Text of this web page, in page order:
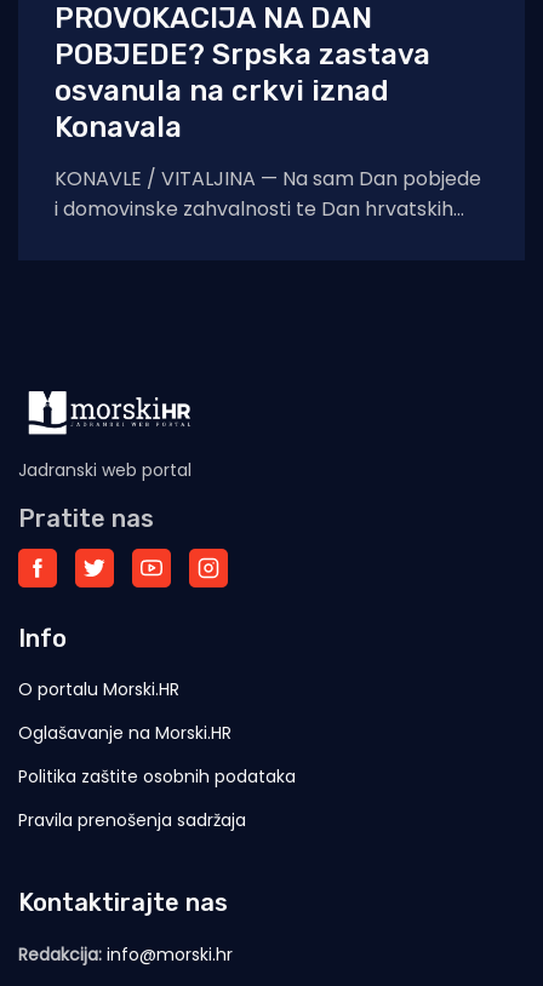
PROVOKACIJA NA DAN
POBJEDE? Srpska zastava
osvanula na crkvi iznad
Konavala
KONAVLE / VITALJINA — Na sam Dan pobjede
i domovinske zahvalnosti te Dan hrvatskih
Jadranski web portal
Pratite nas
Info
O portalu Morski.HR
Oglašavanje na Morski.HR
Politika zaštite osobnih podataka
Pravila prenošenja sadržaja
Kontaktirajte nas
Redakcija: info@morski.hr